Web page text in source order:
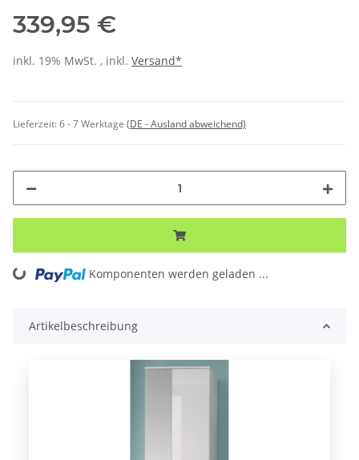
339,95 €
inkl. 19% MwSt. , inkl. Versand*
Lieferzeit:6 - 7 Werktage (DE - Ausland abweichend)
Loading... Komponenten werden geladen ...
Artikelbeschreibung